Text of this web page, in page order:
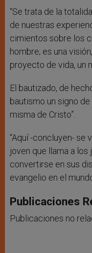
“Se trata de la
de nuestras
cimientos sobre los
hombre; es una
proyecto de vida, un
El bautizado, de
bautismo un signo
misma de Cristo”.
“Aquí -concluyen- se
joven que llama a los
convertirse en sus
evangelio en el
Publicaciones
Publicaciones no